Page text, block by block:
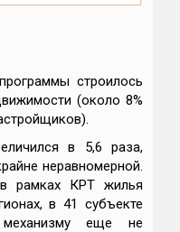
строилось
(около 8%
в 5,6 раза,
неравномерной.
в рамках КРТ жилья
в 41 субъекте
механизму еще не